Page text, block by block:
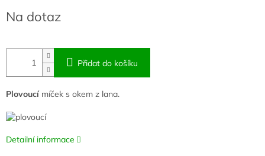
cena:
Na dotaz
Přidat do košíku
Plovoucí míček s okem z lana.
Detailní informace